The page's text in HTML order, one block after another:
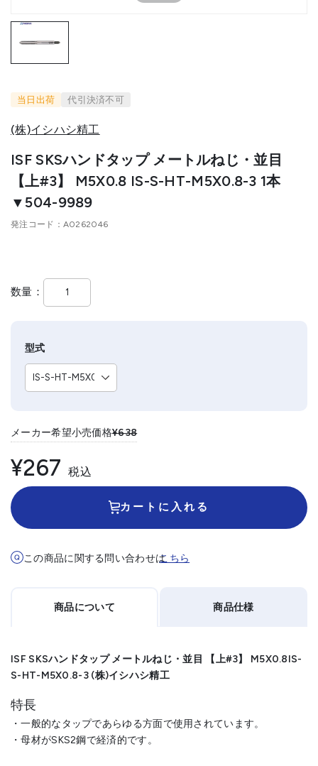
当日出荷 代引決済不可
(株)イシハシ精工
ISF SKSハンドタップ メートルねじ・並目
【上#3】 M5X0.8 IS-S-HT-M5X0.8-3 1本
▼504-9989
発注コード A0262046
数量
型式
メーカー希望小売価格¥638
¥267 税込
カートに入れる
この商品に関する問い合わせはこちら
商品について
ISF SKSハンドタップ メートルねじ・並目 【上#3】 M5X0.8IS-
S-HT-M5X0.8-3 (株)イシハシ精工
特長
・一般的なタップであらゆる方面で使用されています。
・母材がSKS2鋼で経済的です。
商品仕様